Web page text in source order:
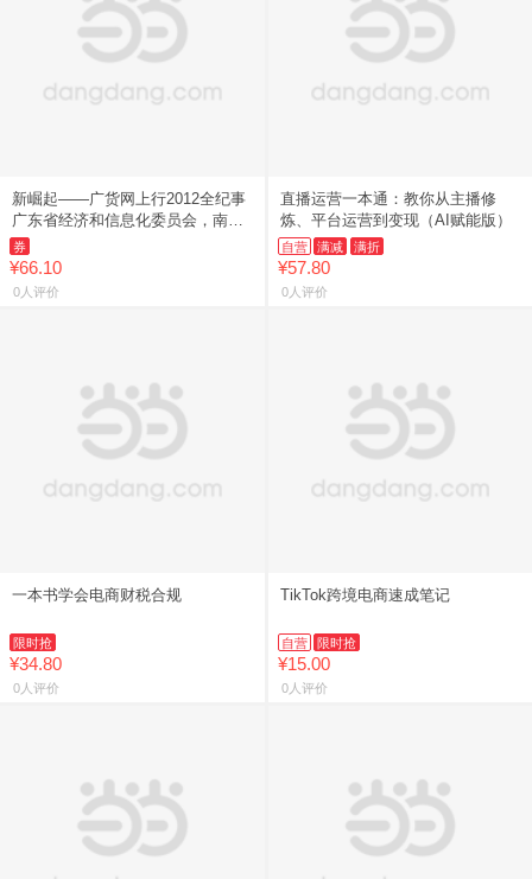
新崛起——广货网上行2012全纪事
广东省经济和信息化委员会，南方
日报社 编 南方日报】
券
¥66.10
0人评价
直播运营一本通：教你从主播修
炼、平台运营到变现（AI赋能版）
自营 满减 满折
¥57.80
0人评价
一本书学会电商财税合规
限时抢
¥34.80
0人评价
TikTok跨境电商速成笔记
自营 限时抢
¥15.00
0人评价